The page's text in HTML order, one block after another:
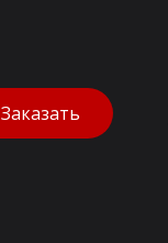
Заказать